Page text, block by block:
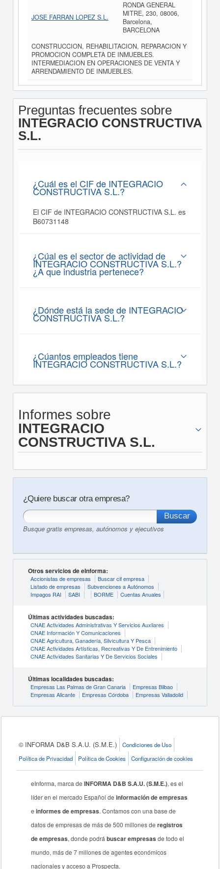
JOSE FARRAN LOPEZ S.L.
RONDA GENERAL
MITRE, 230, 08006,
Barcelona,
BARCELONA
CONSTRUCCION, REHABILITACION, REPARACION Y
PROMOCION COMPLETA DE INMUEBLES.
INTERMEDIACION EN OPERACIONES DE VENTA Y
ARRENDAMIENTO DE INMUEBLES.
Preguntas frecuentes sobre
INTEGRACIO CONSTRUCTIVA
S.L.
¿Cuál es el CIF de INTEGRACIO
CONSTRUCTIVA S.L.?
El CIF de INTEGRACIO CONSTRUCTIVA S.L. es
B60731148
¿Cúal es el sector de actividad de
INTEGRACIO CONSTRUCTIVA S.L.?
¿A que industria pertenece?
¿Dónde está la sede de INTEGRACIO
CONSTRUCTIVA S.L.?
¿Cúantos empleados tiene
INTEGRACIO CONSTRUCTIVA S.L.?
Informes sobre
INTEGRACIO
CONSTRUCTIVA S.L.
¿Quiere buscar otra empresa?
Busque gratis empresas, autónomos y ejecutivos
Otros servicios de eInforma:
Accionistas de empresas
Buscar cif empresa
Listado de empresas
Subvenciones a Autónomos
Impagos RAI
SABI BORME Cuentas Anuales
Últimas actividades buscadas:
CNAE Actividades Administrativas Y Servicios Auxliares
CNAE Información Y Comunicaciones
CNAE Agricultura, Ganadería, Silvicultura Y Pesca
CNAE Actividades Artísticas, Recreativas Y De Entrenimiento
CNAE Actividades Sanitarias Y De Servicios Sociales
Últimas localidades buscadas:
Empresas Las Palmas de Gran Canaria
Empresas Bilbao
Empresas Alicante
Empresas Córdoba Empresas Valladolid
© INFORMA D&B S.A.U. (S.M.E.)
Condiciones de Uso
Política de Privacidad
Política de Cookies Configuración de cookies
eInforma, marca deINFORMA D&B S.A.U. (S.M.E.), es el
líder en el mercado Español deinformación de empresas
einformes de empresas. Contamos con una base de
datos de empresas de más de 500 millones deregistros
de empresas, donde podrábuscar empresas de todo el
mundo, más de 7 millones de agentes económicos
nacionales y acceso a Prospecta.